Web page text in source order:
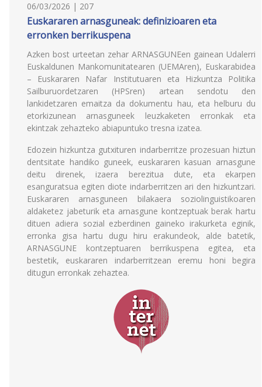
06/03/2026 | 207
Euskararen arnasguneak: definizioaren eta
erronken berrikuspena
Azken bost urteetan zehar ARNASGUNEen gainean Udalerri
Euskaldunen Mankomunitatearen (UEMAren), Euskarabidea
– Euskararen Nafar Institutuaren eta Hizkuntza Politika
Sailburuordetzaren (HPSren) artean sendotu den
lankidetzaren emaitza da dokumentu hau, eta helburu du
etorkizunean arnasguneek leuzkaketen erronkak eta
ekintzak zehazteko abiapuntuko tresna izatea.
Edozein hizkuntza gutxituren indarberritze prozesuan hiztun
dentsitate handiko guneek, euskararen kasuan arnasgune
deitu direnek, izaera berezitua dute, eta ekarpen
esanguratsua egiten diote indarberritzen ari den hizkuntzari.
Euskararen arnasguneen bilakaera soziolinguistikoaren
aldaketez jabeturik eta arnasgune kontzeptuak berak hartu
dituen adiera sozial ezberdinen gaineko irakurketa eginik,
erronka gisa hartu dugu hiru erakundeok, alde batetik,
ARNASGUNE kontzeptuaren berrikuspena egitea, eta
bestetik, euskararen indarberritzean eremu honi begira
ditugun erronkak zehaztea.